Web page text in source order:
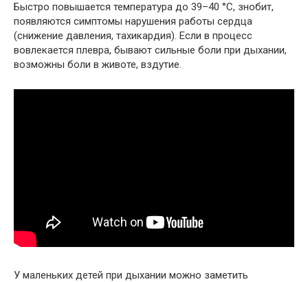
Быстро повышается температура до 39–40 °C, знобит,
появляются симптомы нарушения работы сердца
(снижение давления, тахикардия). Если в процесс
вовлекается плевра, бывают сильные боли при дыхании,
возможны боли в животе, вздутие.
У маленьких детей при дыхании можно заметить